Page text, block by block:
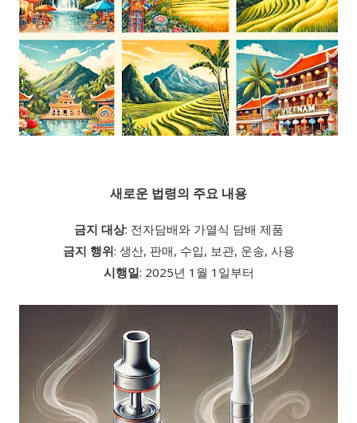
새로운 법령의 주요 내용
금지 대상: 전자담배와 가열식 담배 제품
금지 행위: 생산, 판매, 수입, 보관, 운송, 사용
시행일: 2025년 1월 1일부터